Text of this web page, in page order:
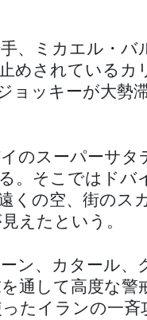
、ミカエル・バ
めされているカ
ョッキーが大勢
のスーパーサタ
。そこではドバ
くの空、街のス
えたという。
ン、カタール、
通して高度な警
たイランの一斉